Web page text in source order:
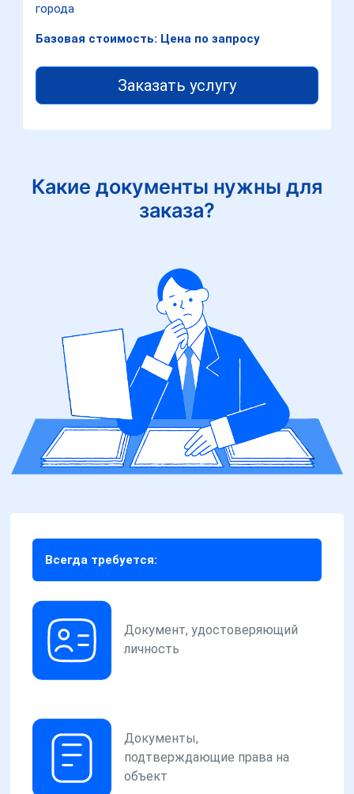
города
Базовая стоимость: Цена по запросу
Заказать услугу
Какие документы нужны для
заказа?
Всегда требуется:
Документ, удостоверяющий
личность
Документы,
подтверждающие права на
объект